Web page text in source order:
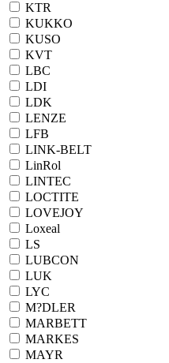
KTR
KUKKO
KUSO
KVT
LBC
LDI
LDK
LENZE
LFB
LINK-BELT
LinRol
LINTEC
LOCTITE
LOVEJOY
Loxeal
LS
LUBCON
LUK
LYC
M?DLER
MARBETT
MARKES
MAYR